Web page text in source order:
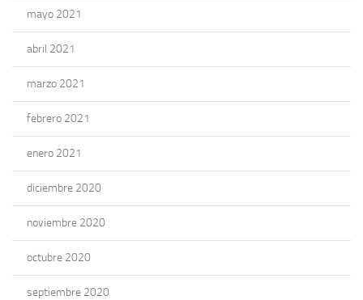
mayo 2021
abril 2021
marzo 2021
febrero 2021
enero 2021
diciembre 2020
noviembre 2020
octubre 2020
septiembre 2020